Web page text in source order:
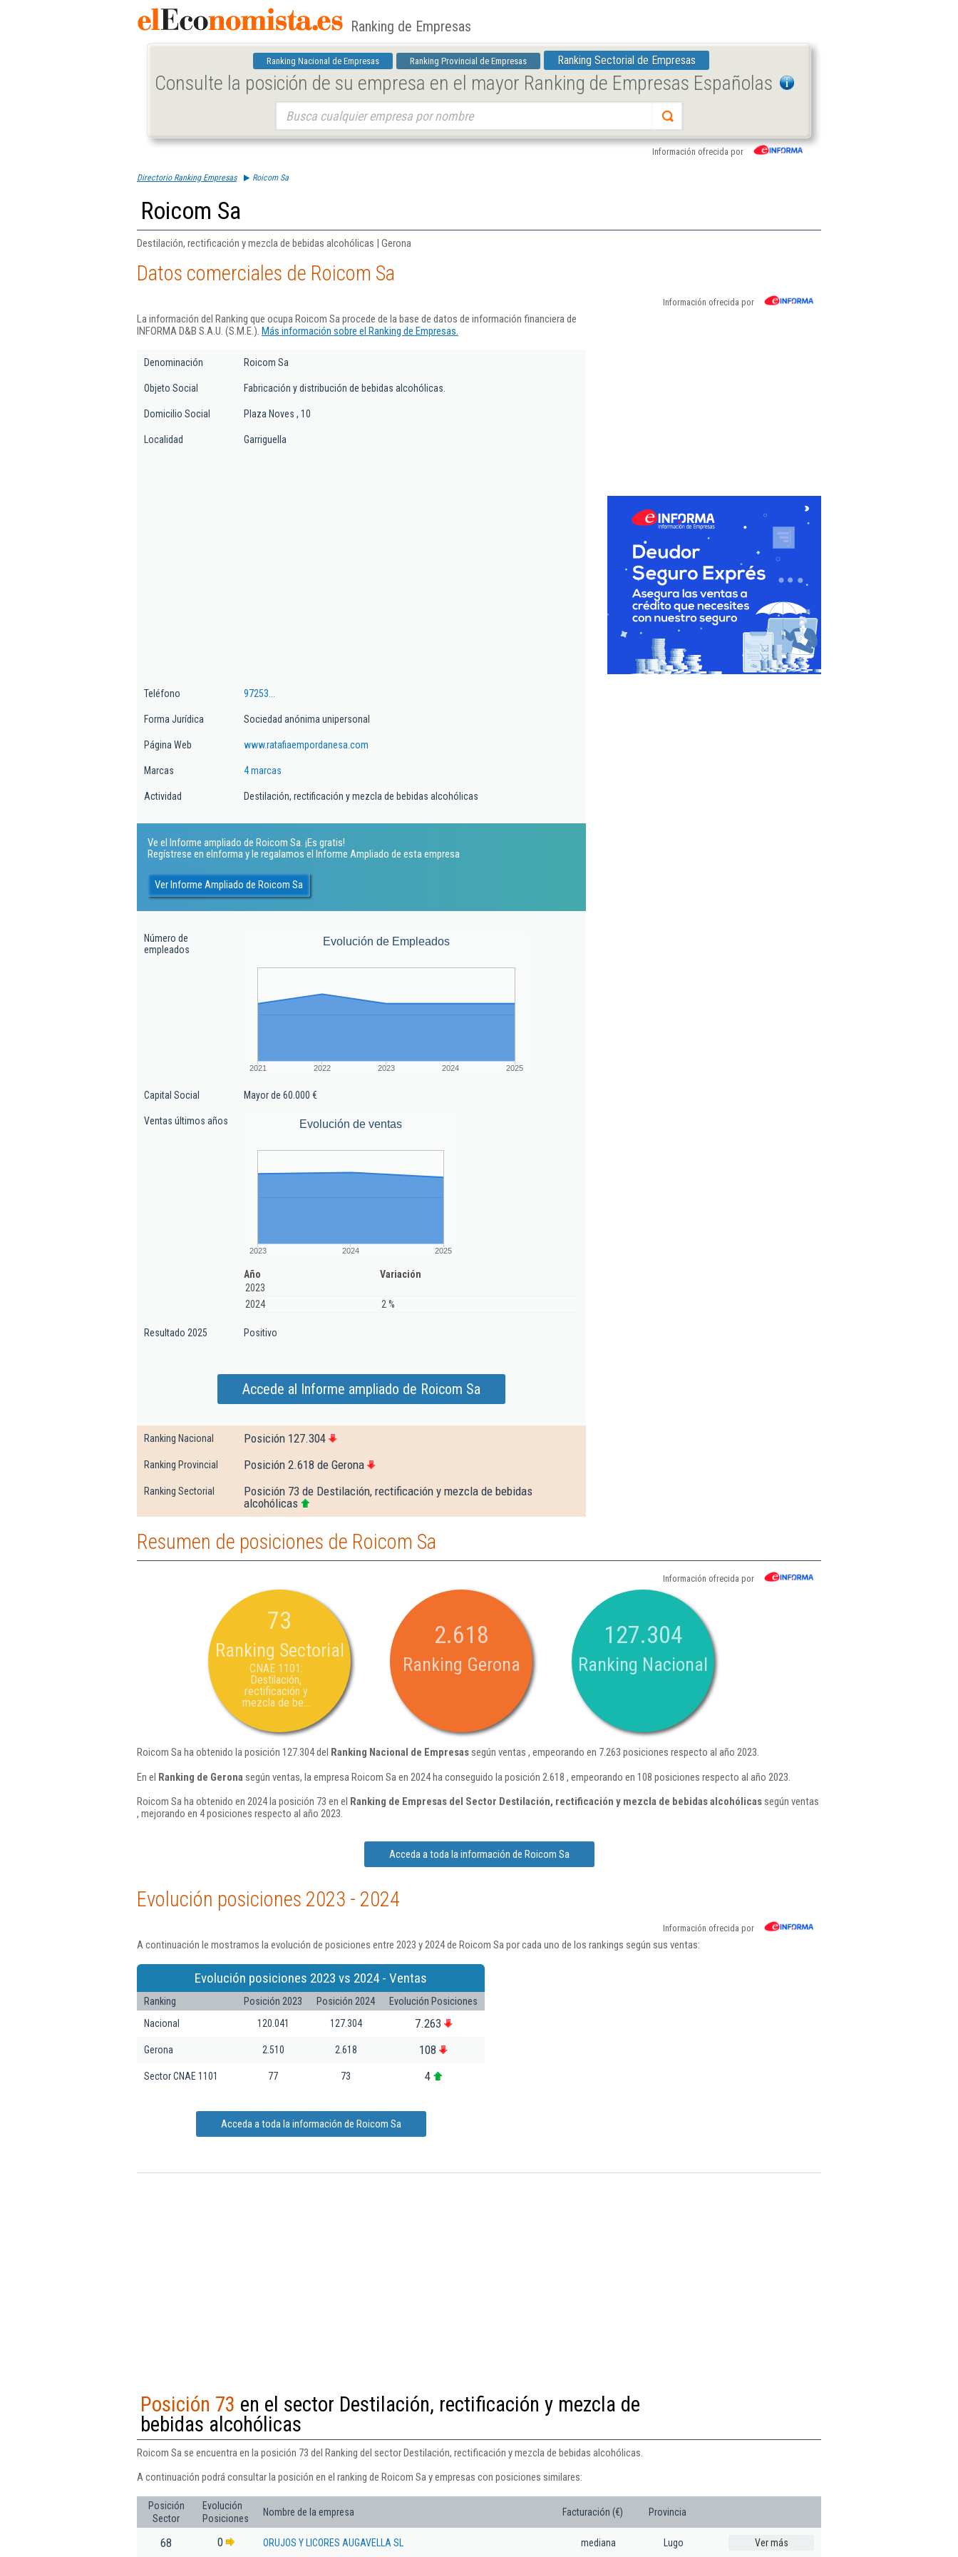
Ranking de Empresas
Ranking Nacional de Empresas Ranking Provincial de Empresas Ranking Sectorial de Empresas
Consulte la posición de su empresa en el mayor Ranking de Empresas Españolas
Información ofrecida por
Directorio Ranking Empresas Roicom Sa
Roicom Sa
Destilación, rectificación y mezcla de bebidas alcohólicas | Gerona
Datos comerciales de Roicom Sa
Información ofrecida por
La información del Ranking que ocupa Roicom Sa procede de la base de datos de información financiera de
INFORMA D&B S.A.U. (S.M.E.). Más información sobre el Ranking de Empresas.
Denominación Roicom Sa
Objeto Social Fabricación y distribución de bebidas alcohólicas.
Domicilio Social Plaza Noves , 10
Localidad Garriguella
Teléfono 97253...
Forma Jurídica Sociedad anónima unipersonal
Página Web www.ratafiaempordanesa.com
Marcas 4 marcas
Actividad Destilación, rectificación y mezcla de bebidas alcohólicas
Ve el Informe ampliado de Roicom Sa. ¡Es gratis!
Regístrese en eInforma y le regalamos el Informe Ampliado de esta empresa
Ver Informe Ampliado de Roicom Sa
Número de
empleados
Evolución de Empleados
2021 2022 2023 2024 2025
Capital Social Mayor de 60.000 €
Ventas últimos años Evolución de ventas
2023 2024 2025
Año
Variación
2023
2024
2 %
Resultado 2025 Positivo
Accede al Informe ampliado de Roicom Sa
Ranking Nacional Posición 127.304
Ranking Provincial Posición 2.618 de Gerona
Ranking Sectorial
Posición 73 de Destilación, rectificación y mezcla de bebidas
alcohólicas
Resumen de posiciones de Roicom Sa
Información ofrecida por
73
Ranking Sectorial
CNAE 1101:
Destilación,
rectificación y
mezcla de be...
2.618
Ranking Gerona
127.304
Ranking Nacional
Roicom Sa ha obtenido la posición 127.304 del Ranking Nacional de Empresassegún ventas , empeorando en 7.263 posiciones respecto al año 2023.
En el Ranking de Gerona según ventas, la empresa Roicom Sa en 2024 ha conseguido la posición 2.618 , empeorando en 108 posiciones respecto al año 2023.
Roicom Sa ha obtenido en 2024 la posición 73 en el Ranking de Empresas del Sector Destilación, rectificación y mezcla de bebidas alcohólicassegún ventas
, mejorando en 4 posiciones respecto al año 2023.
Acceda a toda la información de Roicom Sa
Evolución posiciones 2023 - 2024
Información ofrecida por
A continuación le mostramos la evolución de posiciones entre 2023 y 2024 de Roicom Sa por cada uno de los rankings según sus ventas:
Evolución posiciones 2023 vs 2024 - Ventas
Ranking Posición 2023 Posición 2024
Evolución Posiciones
Nacional
120.041 127.304 7.263
Gerona 2.510 2.618 108
Sector CNAE 1101 77 73 4
Acceda a toda la información de Roicom Sa
Posición 73 en el sector Destilación, rectificación y mezcla de
bebidas alcohólicas
Roicom Sa se encuentra en la posición 73 del Ranking del sector Destilación, rectificación y mezcla de bebidas alcohólicas.
A continuación podrá consultar la posición en el ranking de Roicom Sa y empresas con posiciones similares:
Posición
Sector
Evolución
Posiciones
Nombre de la empresa Facturación (€) Provincia
68 0 ORUJOS Y LICORES AUGAVELLA SL mediana Lugo Ver más